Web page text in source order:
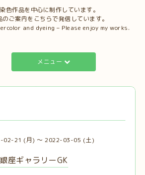
色作品を中心に制作しています。
ご案内をこちらで発信しています。
and dyeing – Please enjoy my works.
メニュー
02-21 (月) ～ 2022-03-05 (土)
座ギャラリーGK